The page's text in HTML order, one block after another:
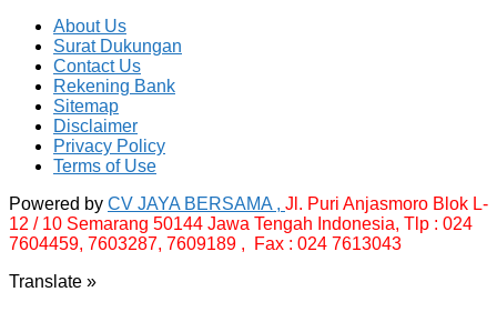
About Us
Surat Dukungan
Contact Us
Rekening Bank
Sitemap
Disclaimer
Privacy Policy
Terms of Use
Powered by CV JAYA BERSAMA , Jl. Puri Anjasmoro Blok L-
12 / 10 Semarang 50144 Jawa Tengah Indonesia, Tlp : 024
7604459, 7603287, 7609189 , Fax : 024 7613043
Translate »